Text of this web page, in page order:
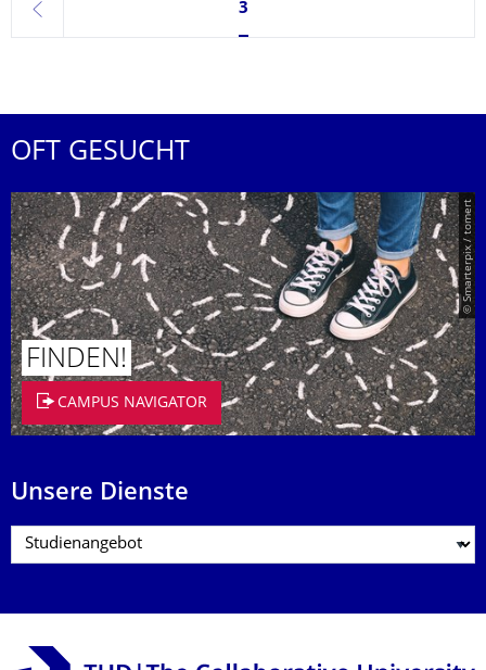
zurück
Seite 3, aktuell ausgewählt
3
OFT GESUCHT
© Smarterpix / tomert
FINDEN!
CAMPUS NAVIGATOR
Unsere Dienste